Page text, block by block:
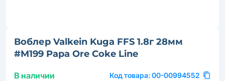
Воблер Valkein Kuga FFS 1.8г 28мм
#M199 Papa Ore Coke Line
В наличии Код товара: 00-00994552